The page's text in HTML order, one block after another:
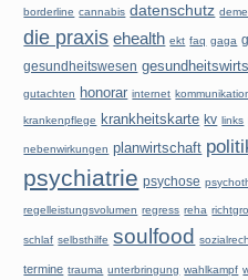
borderline cannabis datenschutz
die praxis ehealth ekt faq gaga
gesundheitswesen
gutachten honorar internet
krankenpflege krankheitskarte kv links
nebenwirkungen planwirtschaft
psychiatrie psychose
regelleistungsvolumen regress reha
schlaf selbsthilfe soulfood
termine trauma unterbringung wahlkampf